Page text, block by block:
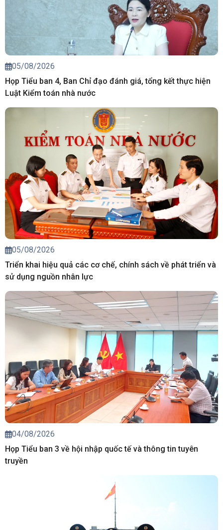
05/08/2026
Họp Tiểu ban 4, Ban Chỉ đạo đánh giá, tổng kết thực hiện
Luật Kiểm toán nhà nước
05/08/2026
Triển khai hiệu quả các cơ chế, chính sách về phát triển và
sử dụng nguồn nhân lực
04/08/2026
Họp Tiểu ban 3 về hội nhập quốc tế và thông tin tuyên
truyền